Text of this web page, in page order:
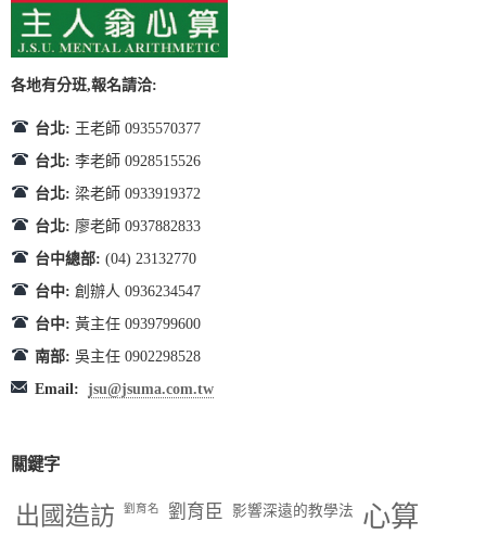
各地有分班,報名請洽:
台北: 王老師 0935570377
台北: 李老師 0928515526
台北: 梁老師 0933919372
台北: 廖老師 0937882833
台中總部: (04) 23132770
台中: 創辦人 0936234547
台中: 黃主任 0939799600
南部: 吳主任 0902298528
Email: jsu@jsuma.com.tw
關鍵字
出國造訪 劉育名 劉育臣 影響深遠的教學法 心算